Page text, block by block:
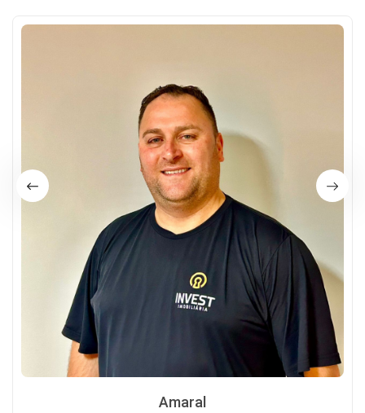
Amaral